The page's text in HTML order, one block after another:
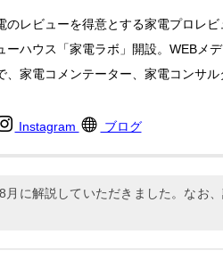
のレビューを得意とする家電プロレ
ーハウス「家電ラボ」開設。WEBメデ
、家電コメンテーター、家電コンサ
Instagram ブログ
月に解説していただきました。なお